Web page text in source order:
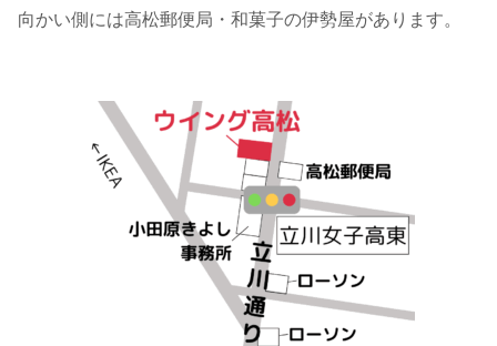
向かい側には高松郵便局・和菓子の伊勢屋があります。